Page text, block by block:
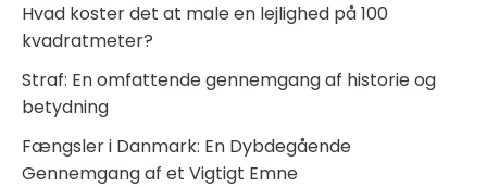
Hvad koster det at male en lejlighed på 100
kvadratmeter?
Straf: En omfattende gennemgang af historie og
betydning
Fængsler i Danmark: En Dybdegående
Gennemgang af et Vigtigt Emne